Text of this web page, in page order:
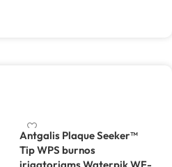
Antgalis Plaque Seeker™
Tip WPS burnos